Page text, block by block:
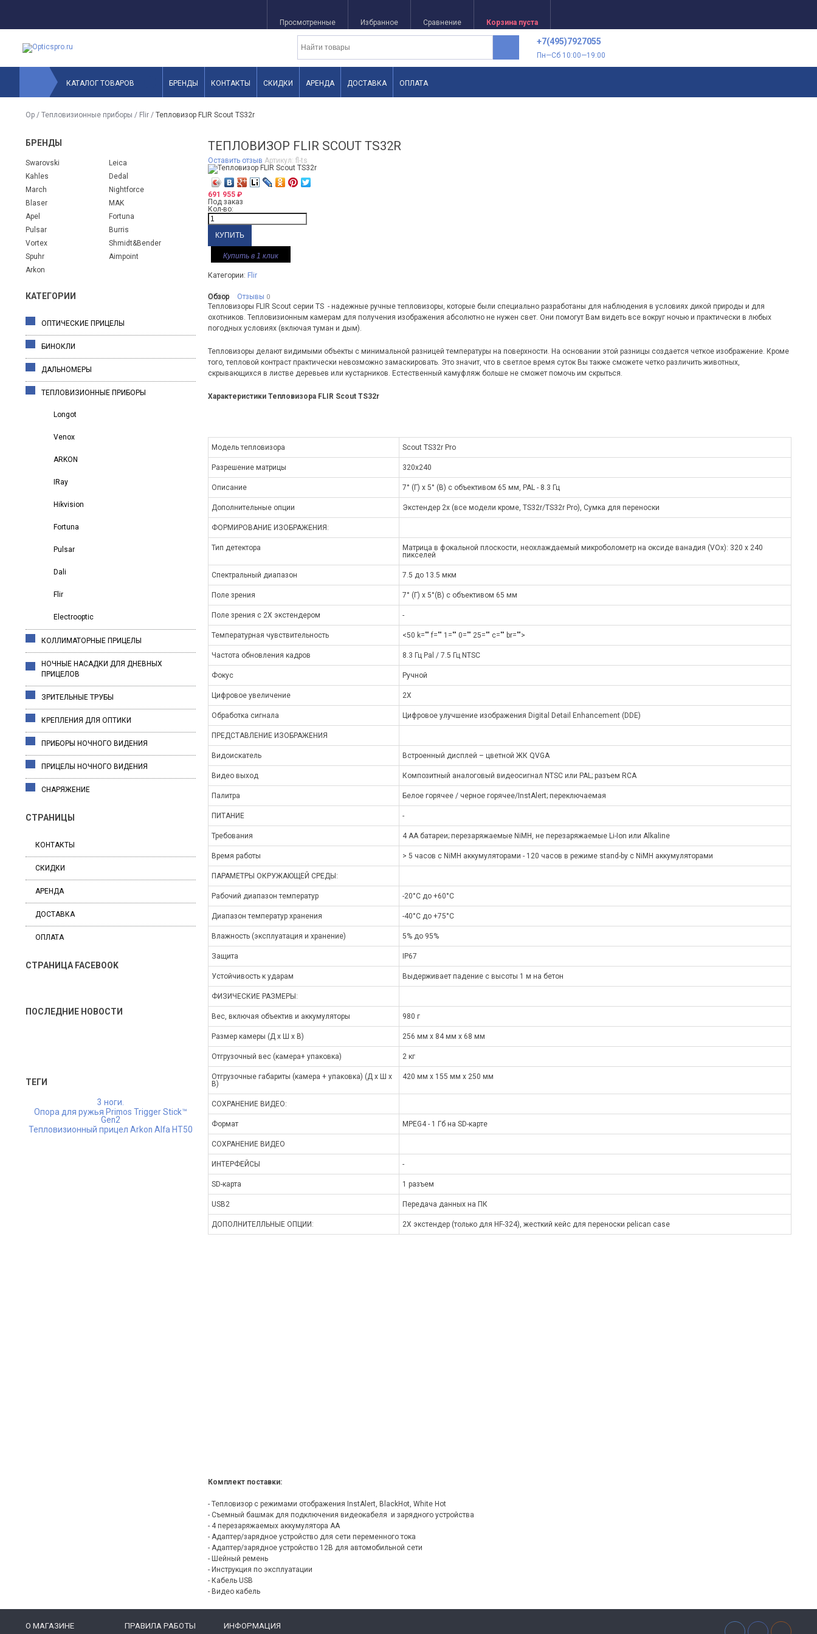
Просмотренные Избранное Сравнение Корзина пуста
+7(495)7927055
Пн—Сб 10:00—19:00
КАТАЛОГ ТОВАРОВ БРЕНДЫ КОНТАКТЫ СКИДКИ АРЕНДА ДОСТАВКА ОПЛАТА
Op / Тепловизионные приборы / Flir / Тепловизор FLIR Scout TS32r
БРЕНДЫ
Swarovski
Leica
Kahles
Dedal
March
Nightforce
Blaser
MAK
Apel
Fortuna
Pulsar
Burris
Vortex
Shmidt&Bender
Spuhr
Aimpoint
Arkon
КАТЕГОРИИ
ОПТИЧЕСКИЕ ПРИЦЕЛЫ
БИНОКЛИ
ДАЛЬНОМЕРЫ
ТЕПЛОВИЗИОННЫЕ ПРИБОРЫ
Longot
Venox
ARKON
IRay
Hikvision
Fortuna
Pulsar
Dali
Flir
Electrooptic
КОЛЛИМАТОРНЫЕ ПРИЦЕЛЫ
НОЧНЫЕ НАСАДКИ ДЛЯ ДНЕВНЫХ
ПРИЦЕЛОВ
ЗРИТЕЛЬНЫЕ ТРУБЫ
КРЕПЛЕНИЯ ДЛЯ ОПТИКИ
ПРИБОРЫ НОЧНОГО ВИДЕНИЯ
ПРИЦЕЛЫ НОЧНОГО ВИДЕНИЯ
СНАРЯЖЕНИЕ
СТРАНИЦЫ
КОНТАКТЫ
СКИДКИ
АРЕНДА
ДОСТАВКА
ОПЛАТА
СТРАНИЦА FACEBOOK
ПОСЛЕДНИЕ НОВОСТИ
ТЕГИ
3 ноги.
Опора для ружья Primos Trigger Stick™
Gen2
Тепловизионный прицел Arkon Alfa HT50
ТЕПЛОВИЗОР FLIR SCOUT TS32R
Оставить отзыв Артикул: fl-ts
691 955 ₽
Под заказ
Кол-во:
Купить в 1 клик
Категории: Flir
Обзор Отзывы 0
Тепловизоры FLIR Scout серии TS - надежные ручные тепловизоры, которые были специально разработаны для наблюдения в условиях дикой природы и для
охотников. Тепловизионным камерам для получения изображения абсолютно не нужен свет. Они помогут Вам видеть все вокруг ночью и практически в любых
погодных условиях (включая туман и дым).
Тепловизоры делают видимыми объекты с минимальной разницей температуры на поверхности. На основании этой разницы создается четкое изображение. Кроме
того, тепловой контраст практически невозможно замаскировать. Это значит, что в светлое время суток Вы также сможете четко различить животных,
скрывающихся в листве деревьев или кустарников. Естественный камуфляж больше не сможет помочь им скрыться.
Характеристики Тепловизора FLIR Scout TS32r
Модель тепловизора Scout TS32r Pro
Разрешение матрицы 320х240
Описание 7° (Г) x 5° (В) с объективом 65 мм, PAL - 8.3 Гц
Дополнительные опции Экстендер 2х (все модели кроме, TS32r/TS32r Pro), Сумка для переноски
ФОРМИРОВАНИЕ ИЗОБРАЖЕНИЯ:
Тип детектора
Матрица в фокальной плоскости, неохлаждаемый микроболометр на оксиде ванадия (VOx): 320 x 240
пикселей
Спектральный диапазон 7.5 до 13.5 мкм
Поле зрения 7° (Г) x 5°(В) с объективом 65 мм
Поле зрения с 2X экстендером -
Температурная чувствительность <50 k="" f="" 1="" 0="" 25="" c="" br="">
Частота обновления кадров 8.3 Гц Pal / 7.5 Гц NTSC
Фокус Ручной
Цифровое увеличение 2X
Обработка сигнала Цифровое улучшение изображения Digital Detail Enhancement (DDE)
ПРЕДСТАВЛЕНИЕ ИЗОБРАЖЕНИЯ
Видоискатель Встроенный дисплей – цветной ЖК QVGA
Видео выход Композитный аналоговый видеосигнал NTSC или PAL; разъем RCA
Палитра Белое горячее / черное горячее/InstAlert; переключаемая
ПИТАНИЕ -
Требования 4 AA батареи; перезаряжаемые NiMH, не перезаряжаемые Li-Ion или Alkaline
Время работы > 5 часов с NiMH аккумуляторами - 120 часов в режиме stand-by с NiMH аккумуляторами
ПАРАМЕТРЫ ОКРУЖАЮЩЕЙ СРЕДЫ:
Рабочий диапазон температур -20°C до +60°C
Диапазон температур хранения -40°C до +75°C
Влажность (эксплуатация и хранение) 5% до 95%
Защита IP67
Устойчивость к ударам Выдерживает падение с высоты 1 м на бетон
ФИЗИЧЕСКИЕ РАЗМЕРЫ:
Вес, включая объектив и аккумуляторы 980 г
Размер камеры (Д x Ш x В) 256 мм x 84 мм x 68 мм
Отгрузочный вес (камера+ упаковка) 2 кг
Отгрузочные габариты (камера + упаковка) (Д x Ш x
В)
420 мм x 155 мм x 250 мм
СОХРАНЕНИЕ ВИДЕО:
Формат MPEG4 - 1 Гб на SD-карте
СОХРАНЕНИЕ ВИДЕО
ИНТЕРФЕЙСЫ -
SD-карта 1 разъем
USB2 Передача данных на ПК
ДОПОЛНИТЕЛЛЬНЫЕ ОПЦИИ: 2X экстендер (только для HF-324), жесткий кейс для переноски pelican case
Комплект поставки:
- Тепловизор с режимами отображения InstAlert, BlackHot, White Hot
- Съемный башмак для подключения видеокабеля и зарядного устройства
- 4 перезаряжаемых аккумулятора АА
- Адаптер/зарядное устройство для сети переменного тока
- Адаптер/зарядное устройство 12В для автомобильной сети
- Шейный ремень
- Инструкция по эксплуатации
- Кабель USB
- Видео кабель
O МАГАЗИНЕ ПРАВИЛА РАБОТЫ ИНФОРМАЦИЯ